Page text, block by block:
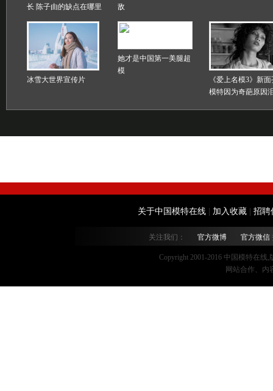
长 陈子由的缺点在哪里
敌
冰雪大世界宣传片
她才是中国第一美腿超
模
《爱上名模3》新面
模特因为奇葩原因
关于中国模特在线 加入收藏 招聘
关注我们： 官方微博 官方微信
Copyright 2001-2016 中国模特在线
网站合作、内